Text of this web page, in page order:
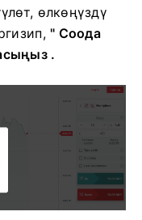
өлкөңүздү
" Соода
.